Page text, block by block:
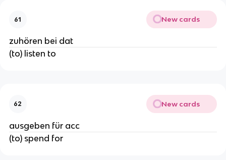
61 New cards
zuhören bei dat
(to) listen to
62 New cards
ausgeben für acc
(to) spend for